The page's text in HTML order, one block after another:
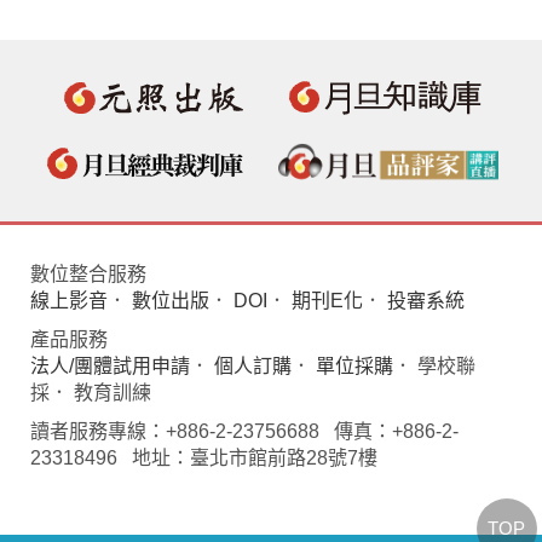
數位整合服務
線上影音 ． 數位出版 ． DOI ． 期刊E化 ． 投審系統
產品服務
法人/團體試用申請 ． 個人訂購 ． 單位採購 ． 學校聯
採． 教育訓練
讀者服務專線：+886-2-23756688 傳真：+886-2-
23318496 地址：臺北市館前路28號7樓
TOP